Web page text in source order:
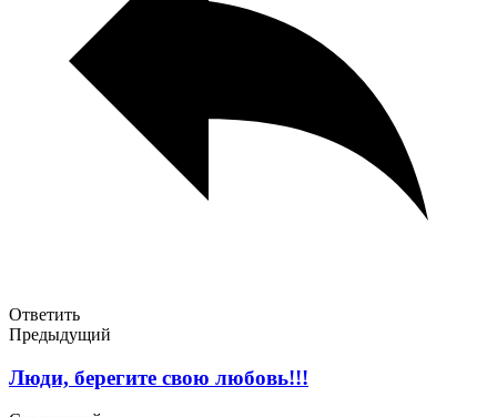
Ответить
Предыдущий
Люди, берегите свою любовь!!!